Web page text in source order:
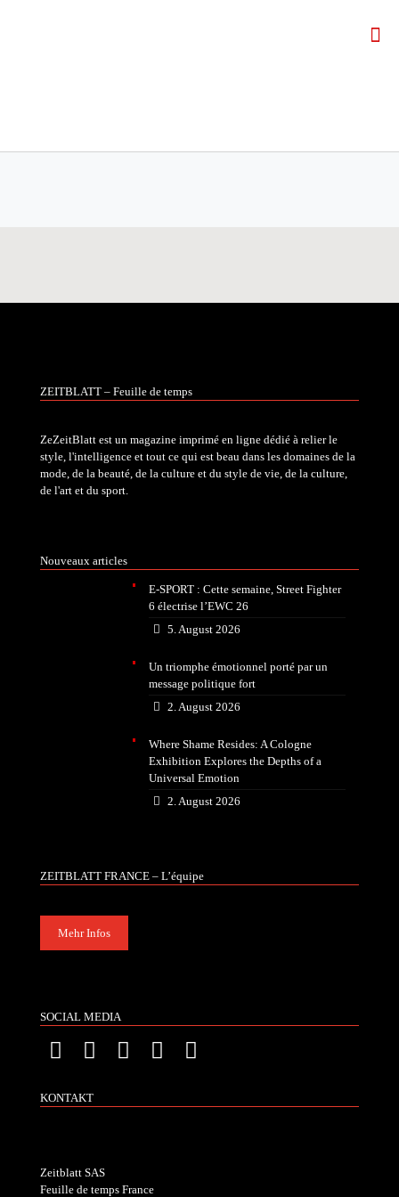
ZEITBLATT – Feuille de temps
ZeZeitBlatt est un magazine imprimé en ligne dédié à relier le
style, l'intelligence et tout ce qui est beau dans les domaines de la
mode, de la beauté, de la culture et du style de vie, de la culture,
de l'art et du sport.
Nouveaux articles
E-SPORT : Cette semaine, Street Fighter
6 électrise l’EWC 26
5. August 2026
Un triomphe émotionnel porté par un
message politique fort
2. August 2026
Where Shame Resides: A Cologne
Exhibition Explores the Depths of a
Universal Emotion
2. August 2026
ZEITBLATT FRANCE – L’équipe
Mehr Infos
SOCIAL MEDIA
KONTAKT
Zeitblatt SAS
Feuille de temps France